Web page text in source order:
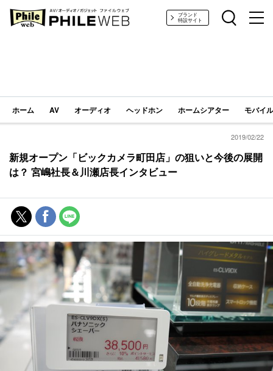
PHILE WEB｜AV/オーディオ/ガジェットブランド
特設サイト
ホーム AV オーディオ ヘッドホン ホームシアター モバイ
2019/02/22
新規オープン「ビックカメラ町田店」の狙いと今後の展開
は？ 宮嶋社長＆川瀬店長インタビュー